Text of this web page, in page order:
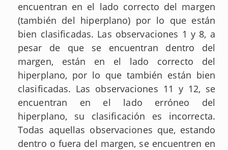
encuentran en el lado correcto del margen
(también del hiperplano) por lo que están
bien clasificadas. Las observaciones 1 y 8, a
pesar de que se encuentran dentro del
margen, están en el lado correcto del
hiperplano, por lo que también están bien
clasificadas. Las observaciones 11 y 12, se
encuentran en el lado erróneo del
hiperplano, su clasificación es incorrecta.
Todas aquellas observaciones que, estando
dentro o fuera del margen, se encuentren en